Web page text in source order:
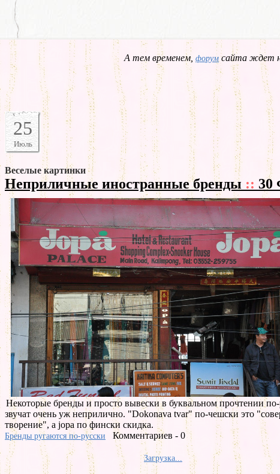
А тем временем, форум сайта ждет
25
Июль
Веселые картинки
Неприличные иностранные бренды :: 30
Некоторые бренды и просто вывески в буквальном прочтении по-
звучат очень уж неприлично. "Dokonava tvar" по-чешски это
творение", а jopa по фински скидка.
Бренды ругаются по-русски Комментариев - 0
Загрузка...